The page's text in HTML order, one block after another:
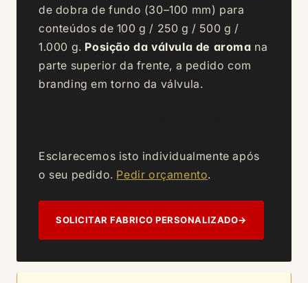
de dobra de fundo (30–100 mm) para
conteúdos de 100 g / 250 g / 500 g /
1.000 g. Posição da válvula de aroma na
parte superior da frente, a pedido com
branding em torno da válvula.
Esclarecemos isto individualmente após
o seu pedido. Pedir orçamento.
SOLICITAR FABRICO PERSONALIZADO→